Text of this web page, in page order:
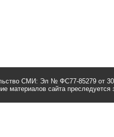
СМИ: Эл № ФС77-85279 от
материалов сайта преследуется